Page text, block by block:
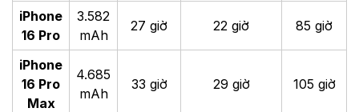
iPhone
16 Pro
3.582
mAh
27 giờ 22 giờ 85 giờ
iPhone
16 Pro
Max
4.685
mAh
33 giờ 29 giờ 105 giờ